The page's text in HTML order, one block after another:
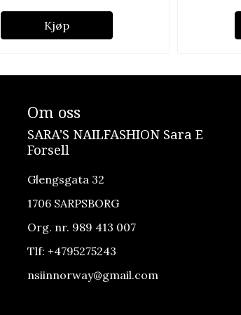
Kjøp
Om oss
SARA'S NAILFASHION Sara E
Forsell
Glengsgata 32
1706 SARPSBORG
Org. nr. 989 413 007
Tlf: +4795275243
nsiinnorway@gmail.com